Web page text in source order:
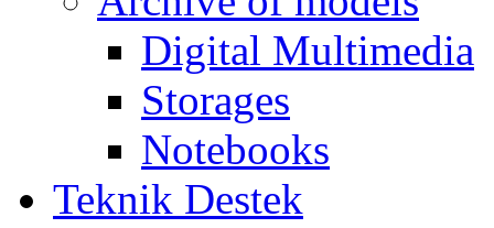
Digital Multimedia
Storages
Notebooks
Teknik Destek